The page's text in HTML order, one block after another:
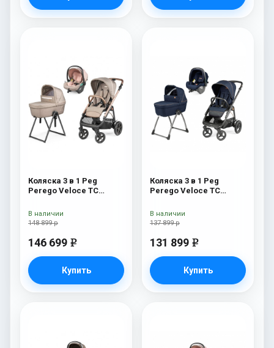
Коляска 3 в 1 Peg
Perego Veloce TC
Amour New
148 899 р
146 699 e
Купить
В наличии
Коляска 3 в 1 Peg
Perego Veloce TC
Shine
137 899 р
131 899 e
Купить
В наличии